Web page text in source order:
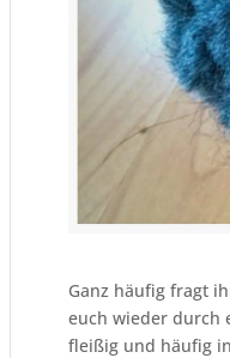
Ganz häufig fragt
euch wieder durch
fleißig und häufig